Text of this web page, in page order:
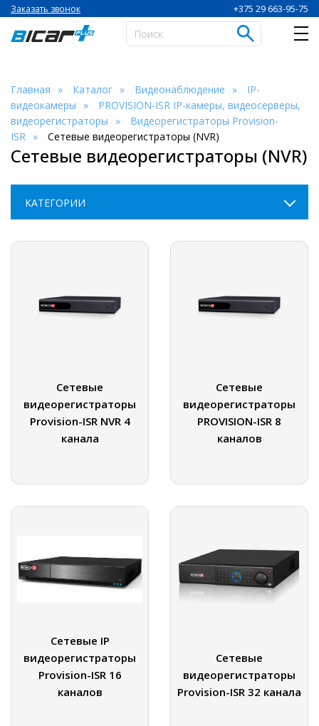
+375 29 663-95-75
Заказать звонок
Главная Каталог Видеонаблюдение
IP-
видеокамеры
PROVISION-ISR IP-камеры, видеосерверы,
видеорегистраторы
Видеорегистраторы Provision-
ISR
Сетевые видеорегистраторы (NVR)
Сетевые видеорегистраторы (NVR)
КАТЕГОРИИ
Сетевые
видеорегистраторы
Provision-ISR NVR 4
канала
Сетевые
видеорегистраторы
PROVISION-ISR 8
каналов
Сетевые IP
видеорегистраторы
Provision-ISR 16
каналов
Сетевые
видеорегистраторы
Provision-ISR 32 канала